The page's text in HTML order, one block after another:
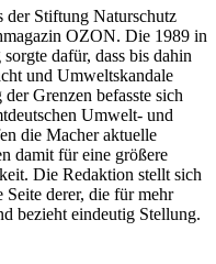
der Stiftung Naturschutz
OZON. Die 1989 in
dafür, dass bis dahin
und Umweltskandale
Grenzen befasste sich
Umwelt- und
die Macher aktuelle
damit für eine größere
Die Redaktion stellt sich
derer, die für mehr
bezieht eindeutig Stellung.